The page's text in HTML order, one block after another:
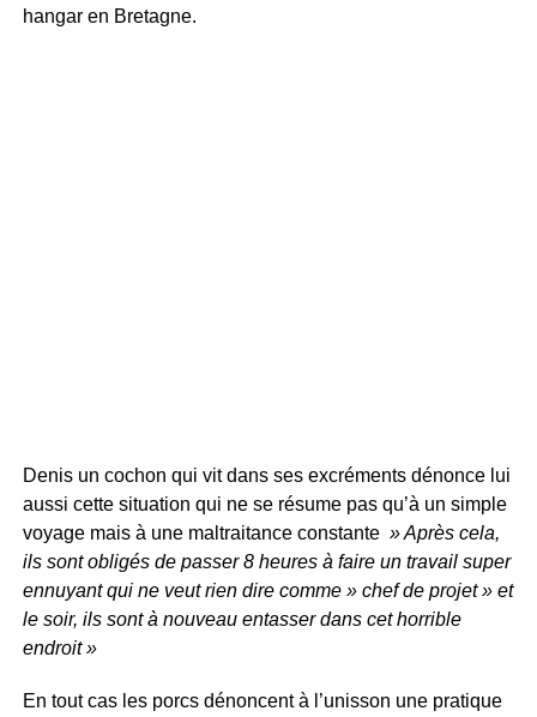
hangar en Bretagne.
Denis un cochon qui vit dans ses excréments dénonce lui
aussi cette situation qui ne se résume pas qu’à un simple
voyage mais à une maltraitance constante » Après cela,
ils sont obligés de passer 8 heures à faire un travail super
ennuyant qui ne veut rien dire comme » chef de projet » et
le soir, ils sont à nouveau entasser dans cet horrible
endroit »
En tout cas les porcs dénoncent à l’unisson une pratique